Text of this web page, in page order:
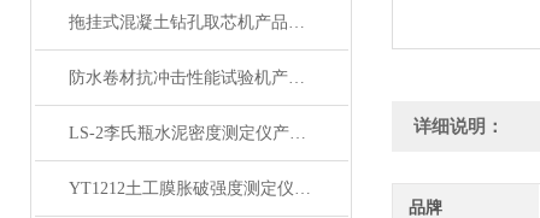
拖挂式混凝土钻孔取芯机产品展示
防水卷材抗冲击性能试验机产品展示 昌志长期供应
LS-2李氏瓶水泥密度测定仪产品展示
YT1212土工膜胀破强度测定仪产品简介
详细说明：
品牌